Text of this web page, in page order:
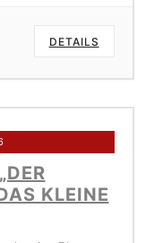
DETAILS
KLEINE